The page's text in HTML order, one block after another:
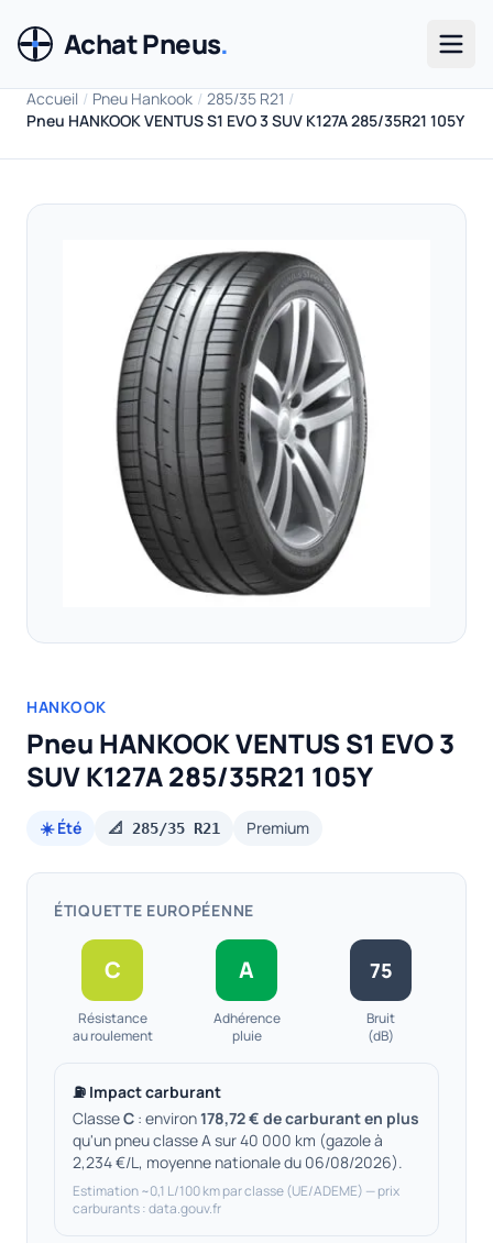
Achat Pneus.
Accueil / Pneu Hankook / 285/35 R21 /
Pneu HANKOOK VENTUS S1 EVO 3 SUV K127A 285/35R21 105Y
HANKOOK
Pneu HANKOOK VENTUS S1 EVO 3
SUV K127A 285/35R21 105Y
☀️ Été 📐 285/35 R21 Premium
ÉTIQUETTE EUROPÉENNE
C
Résistance
au roulement
A
Adhérence
pluie
75
Bruit
(dB)
⛽ Impact carburant
ClasseC : environ178,72 € de carburant en plus
qu'un pneu classe A sur 40 000 km (gazole à
2,234 €/L, moyenne nationale du 06/08/2026).
Estimation ~0,1 L/100 km par classe (UE/ADEME) — prix
carburants : data.gouv.fr